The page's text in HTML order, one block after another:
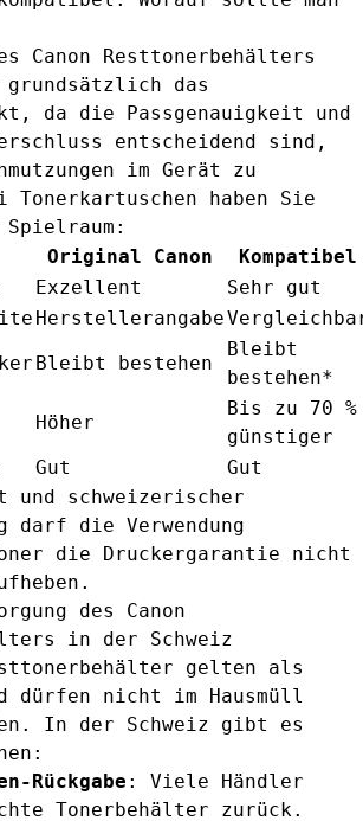
Canon Resttonerbehälters
grundsätzlich das
da die Passgenauigkeit und
entscheidend sind,
im Gerät zu
Tonerkartuschen haben Sie
Spielraum:
Original Canon
Kompatibel
Exzellent
Sehr gut
Herstellerangabe
Bleibt bestehen
Bleibt
bestehen*
Höher
Bis zu 70 %
günstiger
Gut
Gut
und schweizerischer
darf die Verwendung
die Druckergarantie nicht
des Canon
in der Schweiz
gelten als
dürfen nicht im Hausmüll
In der Schweiz gibt es
Rückgabe : Viele Händler
Tonerbehälter zurück.